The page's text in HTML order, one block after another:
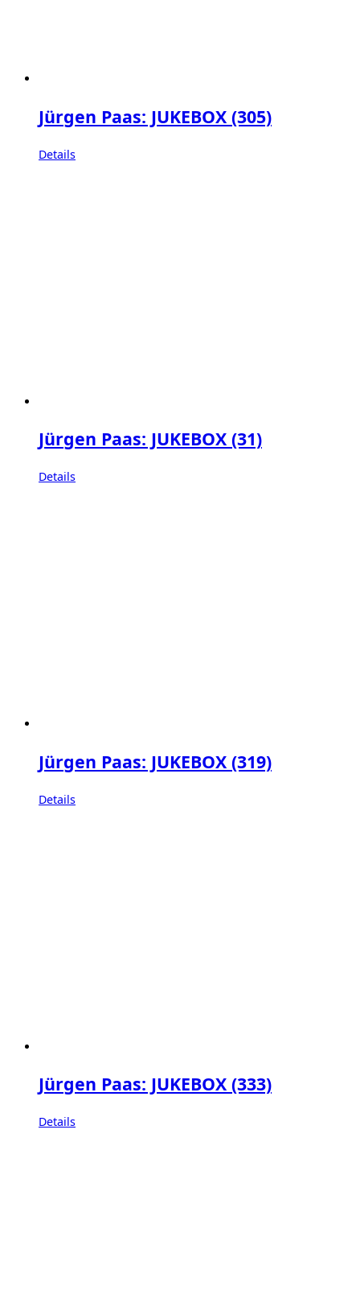
Jürgen Paas: JUKEBOX (305)
Details
Jürgen Paas: JUKEBOX (31)
Details
Jürgen Paas: JUKEBOX (319)
Details
Jürgen Paas: JUKEBOX (333)
Details